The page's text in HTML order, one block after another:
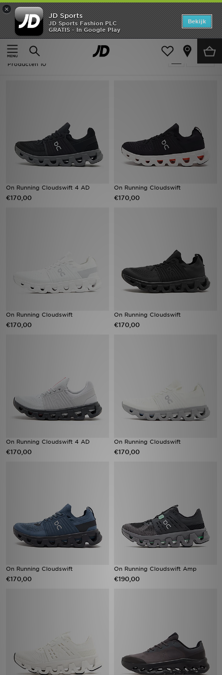
×
JD Sports
JD Sports Fashion PLC
GRATIS - In Google Play
Bekijk
Thuis
Heren
Heren - On Running Cloudswift
Producten 10
On Running Cloudswift 4 AD
€170,00
On Running Cloudswift
€170,00
On Running Cloudswift
€170,00
On Running Cloudswift
€170,00
On Running Cloudswift 4 AD
€170,00
On Running Cloudswift
€170,00
On Running Cloudswift
€170,00
On Running Cloudswift Amp
€190,00
Home
Offers
New In
Collecties
Sports
Bestelling traceren
Mijn JD
Klantenservice